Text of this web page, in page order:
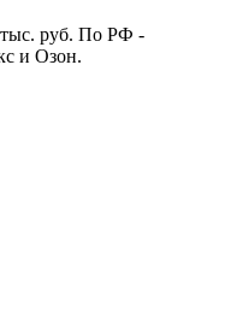
тыс. руб. По РФ -
и Озон.